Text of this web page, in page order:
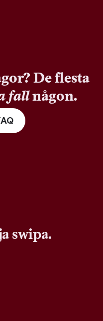
De flesta
fallnågon.
swipa.